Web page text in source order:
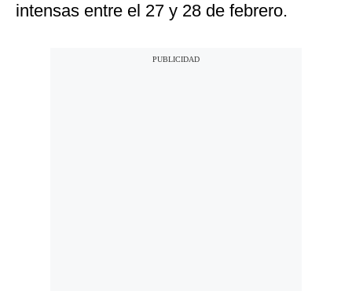
intensas entre el 27 y 28 de febrero.